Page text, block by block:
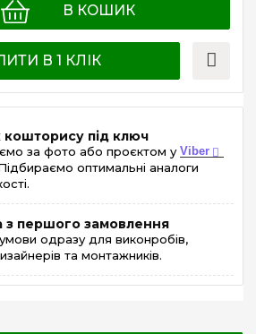
В КОШИК
В 1 КЛІК
кошторису під ключ
за фото або проєктом у Viber
оптимальні аналоги
з першого замовлення
одразу для виконробів,
та монтажників.